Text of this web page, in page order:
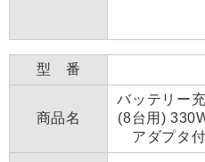
型 番
商品名
バッテリー
(8台用)
アダプタ